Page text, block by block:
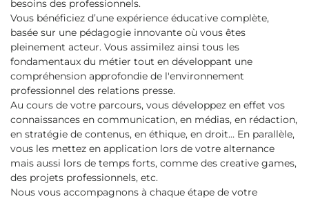
besoins des professionnels.
Vous bénéficiez d’une expérience éducative complète,
basée sur une pédagogie innovante où vous êtes
pleinement acteur. Vous assimilez ainsi tous les
fondamentaux du métier tout en développant une
compréhension approfondie de l'environnement
professionnel des relations presse.
Au cours de votre parcours, vous développez en effet vos
connaissances en communication, en médias, en rédaction,
en stratégie de contenus, en éthique, en droit… En parallèle,
vous les mettez en application lors de votre alternance
mais aussi lors de temps forts, comme des creative games,
des projets professionnels, etc.
Nous vous accompagnons à chaque étape de votre